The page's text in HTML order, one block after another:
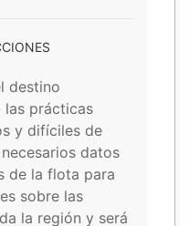
destino
las prácticas
y difíciles de
datos
de la flota para
sobre las
la región y será